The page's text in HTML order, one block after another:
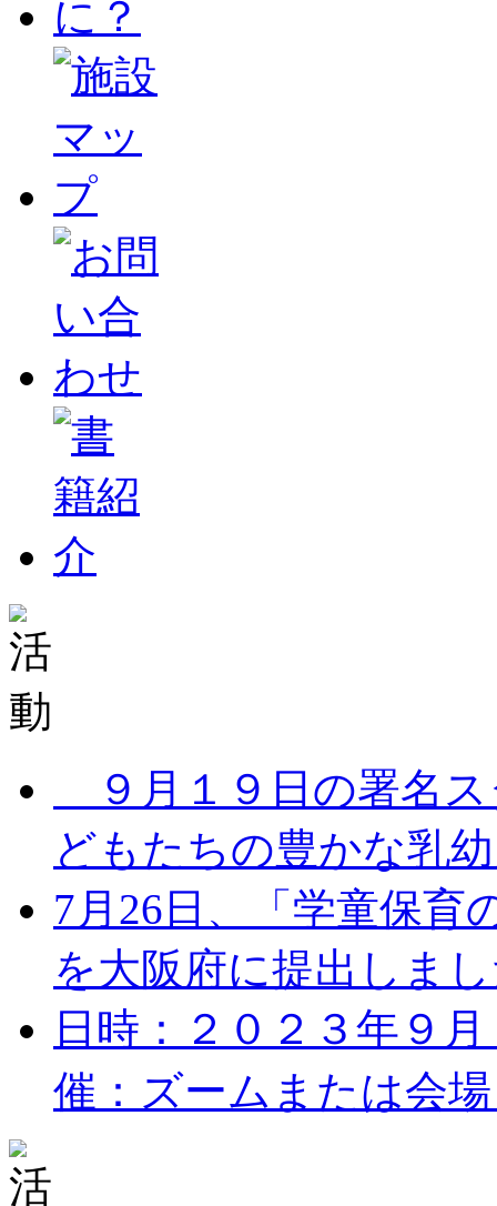
９月１９日の署名ス
どもたちの豊かな乳
7月26日、「学童保育
を大阪府に提出しま
日時：２０２３年９
催：ズームまたは会